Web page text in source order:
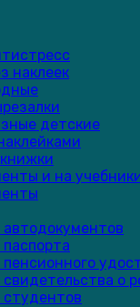
наклеек
детские
и на
о